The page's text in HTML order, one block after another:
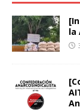
la